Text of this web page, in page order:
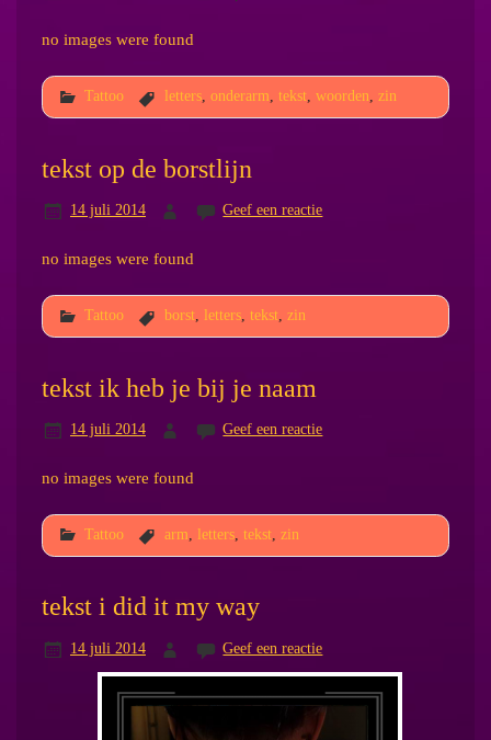
no images were found
Tattoo letters, onderarm tekst, woorden zin
tekst op de borstlijn
14 juli 2014 Geef een reactie
no images were found
Tattoo borst, letters, tekst, zin
tekst ik heb je bij je naam
14 juli 2014 Geef een reactie
no images were found
Tattoo arm letters, tekst, zin
tekst i did it my way
14 juli 2014 Geef een reactie